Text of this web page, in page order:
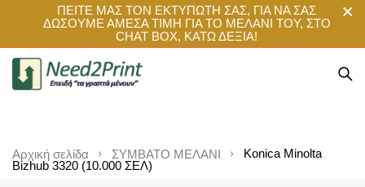
ΠΕΙΤΕ ΜΑΣ ΤΟΝ ΕΚΤΥΠΩΤΗ ΣΑΣ, ΓΙΑ ΝΑ ΣΑΣ
ΔΩΣΟΥΜΕ ΑΜΕΣΑ ΤΙΜΗ ΓΙΑ ΤΟ ΜΕΛΑΝΙ ΤΟΥ, ΣΤΟ
CHAT BOX, ΚΑΤΩ ΔΕΞΙΑ!
Αρχική σελίδα ΣΥΜΒΑΤΟ ΜΕΛΑΝΙ
Konica Minolta
Bizhub 3320 (10.000 ΣΕΛ)